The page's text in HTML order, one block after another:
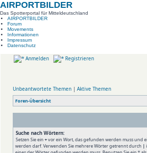
AIRPORTBILDER
Das Spotterportal für Mitteldeutschland
AIRPORTBILDER
Forum
Movements
Informationen
Impressum
Datenschutz
Anmelden Registrieren
Unbeantwortete Themen | Aktive Themen
Foren-Übersicht
Suche nach Wörtern:
Setzen Sie ein +vor ein Wort, das gefunden werden muss und
werden darf. Verwenden Sie mehrere Wörter getrennt durch |